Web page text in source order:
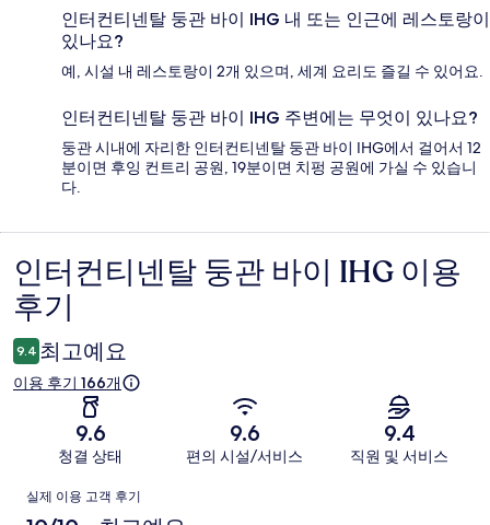
인터컨티넨탈 둥관 바이 IHG 내 또는 인근에 레스토랑이
있나요?
예, 시설 내 레스토랑이 2개 있으며, 세계 요리도 즐길 수 있어요.
인터컨티넨탈 둥관 바이 IHG 주변에는 무엇이 있나요?
둥관 시내에 자리한 인터컨티넨탈 둥관 바이 IHG에서 걸어서 12
분이면 후잉 컨트리 공원, 19분이면 치펑 공원에 가실 수 있습니
다.
이
용
후
기
인터컨티넨탈 둥관 바이 IHG 이용
후기
9.4 최고예요
이용 후기 166개
9.6
청결 상태
9.6
편의 시설/서비스
9.4
직원 및 서비스
이
실제 이용 고객 후기